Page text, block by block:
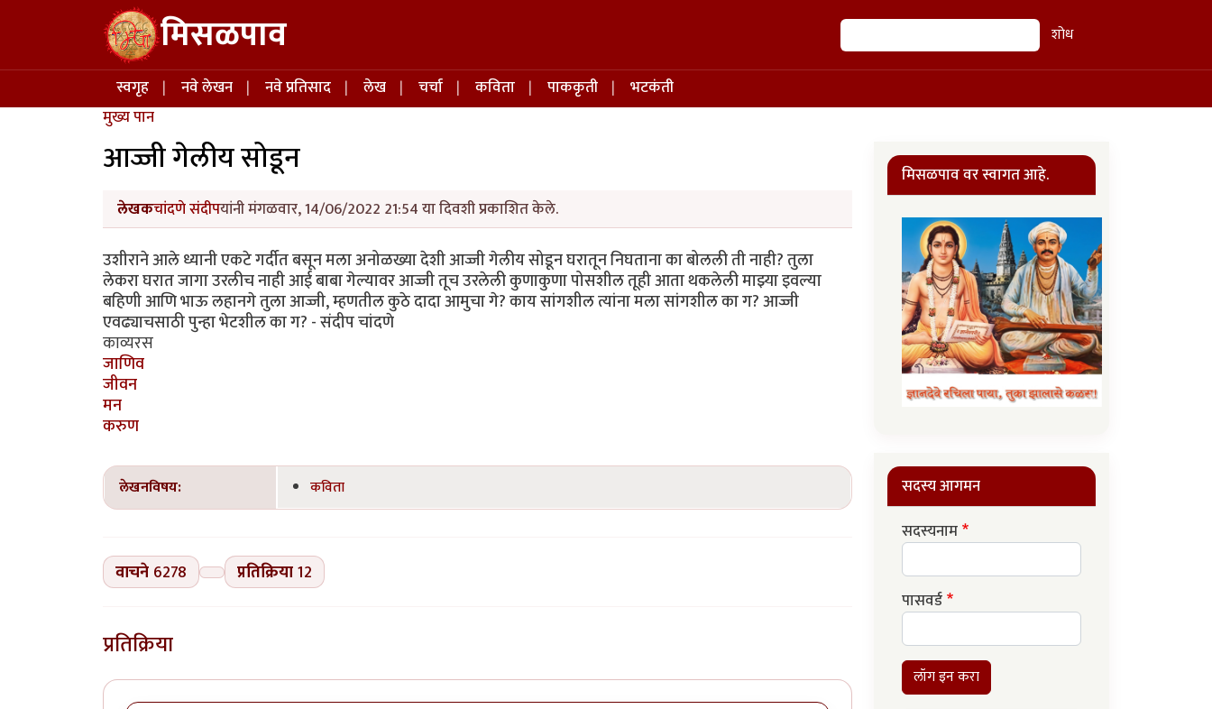
Skip to main content मिसळपाव शोध शोध
Main navigation
स्वगृह नवे लेखन नवे प्रतिसाद लेख चर्चा कविता पाककृती
भटकंती
मुख्य पान
आज्जी गेलीय सोडून
लेखकचांदणे संदीपयांनी मंगळवार, 14/06/2022 21:54 या दिवशी प्रकाशित केले.
उशीराने आले ध्यानी एकटे गर्दीत बसून मला अनोळख्या देशी आज्जी गेलीय सोडून घरातून निघताना का बोलली ती नाही? तुला
लेकरा घरात जागा उरलीच नाही आई बाबा गेल्यावर आज्जी तूच उरलेली कुणाकुणा पोसशील तूही आता थकलेली माझ्या इवल्या
बहिणी आणि भाऊ लहानगे तुला आज्जी, म्हणतील कुठे दादा आमुचा गे? काय सांगशील त्यांना मला सांगशील का ग? आज्जी
एवढ्याचसाठी पुन्हा भेटशील का ग? - संदीप चांदणे
काव्यरस
जाणिव
जीवन
मन
करुण
लेखनविषय: कविता
वाचने 6278 प्रतिक्रिया12
प्रतिक्रिया
मिसळपाव वर स्वागत आहे.
सदस्य आगमन
सदस्यनाम
पासवर्ड
लॉग इन करा